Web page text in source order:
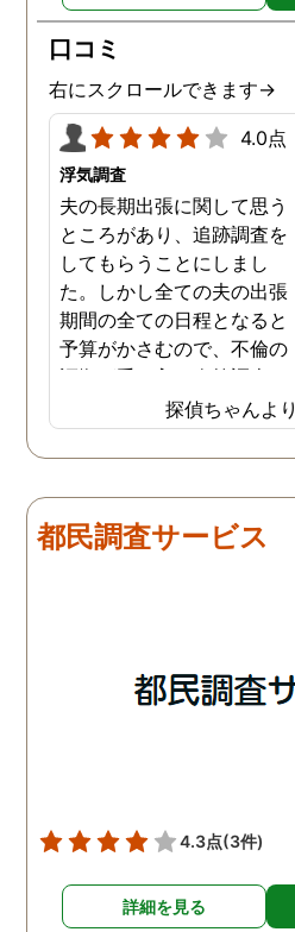
口コミ
右にスクロールできます→
4.0点
浮気調査
夫の長期出張に関して思う
ところがあり、追跡調査を
してもらうことにしまし
た。しかし全ての夫の出張
期間の全ての日程となると
予算がかさむので、不倫の
証拠が手に入り次第調査を
打ち切ってもらう契約にし
ました。調査初日、その日
は夫は本当に仕事をしてい
目、夫は仕事を休みにして
おり、出張先で女性と1日
拠を手に入れることができ
探偵ちゃんより
都民調査サービス
4.3点(3件)
詳細を見る